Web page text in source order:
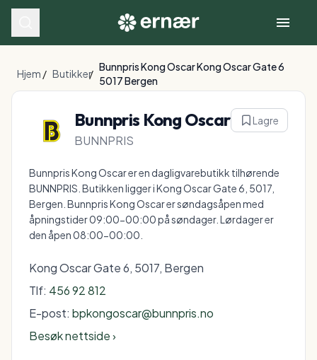
Hjem / Butikker/
Bunnpris Kong Oscar Kong Oscar Gate 6
5017 Bergen
Bunnpris Kong Oscar Lagre
BUNNPRIS
Bunnpris Kong Oscar er en dagligvarebutikk tilhørende
BUNNPRIS. Butikken ligger i Kong Oscar Gate 6, 5017,
Bergen. Bunnpris Kong Oscar er søndagsåpen med
åpningstider 09:00-00:00 på søndager. Lørdager er
den åpen 08:00-00:00.
Kong Oscar Gate 6, 5017, Bergen
Tlf: 456 92 812
E-post: bpkongoscar@bunnpris.no
Besøk nettside ›